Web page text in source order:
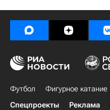
Футбол Фигурное катание
Спецпроекты
Реклама